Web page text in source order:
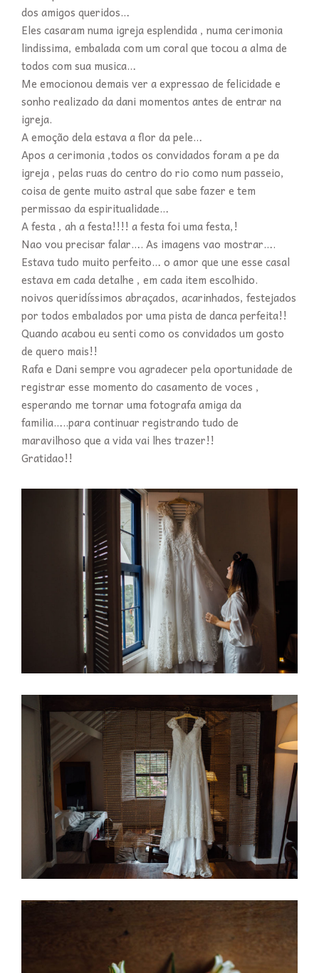
dos amigos queridos…
Eles casaram numa igreja esplendida , numa cerimonia
lindissima, embalada com um coral que tocou a alma de
todos com sua musica…
Me emocionou demais ver a expressao de felicidade e
sonho realizado da dani momentos antes de entrar na
igreja.
A emoção dela estava a flor da pele…
Apos a cerimonia ,todos os convidados foram a pe da
igreja , pelas ruas do centro do rio como num passeio,
coisa de gente muito astral que sabe fazer e tem
permissao da espiritualidade…
A festa , ah a festa!!!! a festa foi uma festa,!
Nao vou precisar falar…. As imagens vao mostrar….
Estava tudo muito perfeito… o amor que une esse casal
estava em cada detalhe , em cada item escolhido.
noivos queridíssimos abraçados, acarinhados, festejados
por todos embalados por uma pista de danca perfeita!!
Quando acabou eu senti como os convidados um gosto
de quero mais!!
Rafa e Dani sempre vou agradecer pela oportunidade de
registrar esse momento do casamento de voces ,
esperando me tornar uma fotografa amiga da
familia…..para continuar registrando tudo de
maravilhoso que a vida vai lhes trazer!!
Gratidao!!